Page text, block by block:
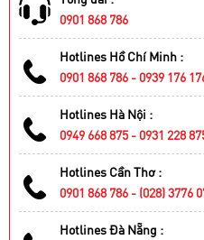
0901 868 786
Hotlines Hồ Chí Minh :
0901 868 786 - 0939 176
Hotlines Hà Nội :
0949 668 875 - 0931 228
Hotlines Cần Thơ :
0901 868 786 - (028) 3776
Hotlines Đà Nẵng :